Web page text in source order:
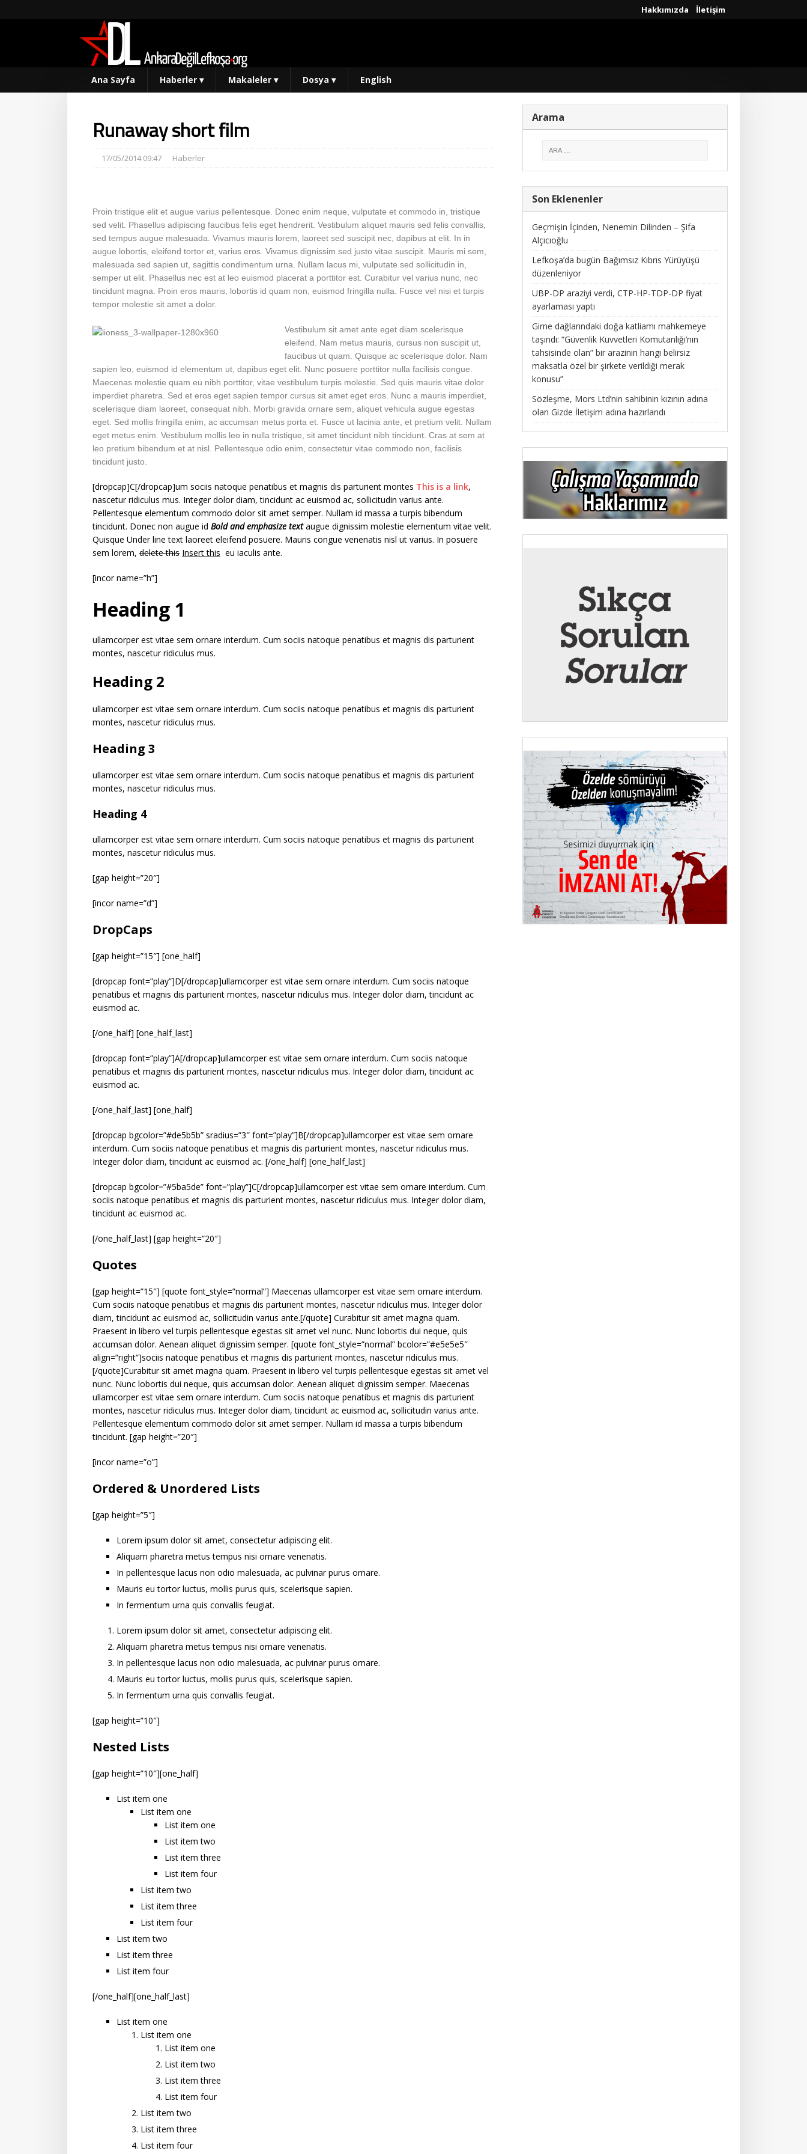
Hakkımızda İletişim
Ana Sayfa Haberler ▾ Makaleler ▾ Dosya ▾ English
Runaway short film
17/05/2014 09:47 Haberler
Proin tristique elit et augue varius pellentesque. Donec enim neque, vulputate et commodo in, tristique
sed velit. Phasellus adipiscing faucibus felis eget hendrerit. Vestibulum aliquet mauris sed felis convallis,
sed tempus augue malesuada. Vivamus mauris lorem, laoreet sed suscipit nec, dapibus at elit. In in
augue lobortis, eleifend tortor et, varius eros. Vivamus dignissim sed justo vitae suscipit. Mauris mi sem,
malesuada sed sapien ut, sagittis condimentum urna. Nullam lacus mi, vulputate sed sollicitudin in,
semper ut elit. Phasellus nec est at leo euismod placerat a porttitor est. Curabitur vel varius nunc, nec
tincidunt magna. Proin eros mauris, lobortis id quam non, euismod fringilla nulla. Fusce vel nisi et turpis
tempor molestie sit amet a dolor.
Vestibulum sit amet ante eget diam scelerisque
eleifend. Nam metus mauris, cursus non suscipit ut,
faucibus ut quam. Quisque ac scelerisque dolor. Nam
sapien leo, euismod id elementum ut, dapibus eget elit. Nunc posuere porttitor nulla facilisis congue.
Maecenas molestie quam eu nibh porttitor, vitae vestibulum turpis molestie. Sed quis mauris vitae dolor
imperdiet pharetra. Sed et eros eget sapien tempor cursus sit amet eget eros. Nunc a mauris imperdiet,
scelerisque diam laoreet, consequat nibh. Morbi gravida ornare sem, aliquet vehicula augue egestas
eget. Sed mollis fringilla enim, ac accumsan metus porta et. Fusce ut lacinia ante, et pretium velit. Nullam
eget metus enim. Vestibulum mollis leo in nulla tristique, sit amet tincidunt nibh tincidunt. Cras at sem at
leo pretium bibendum et at nisl. Pellentesque odio enim, consectetur vitae commodo non, facilisis
tincidunt justo.
[dropcap]C[/dropcap]um sociis natoque penatibus et magnis dis parturient montes This is a link,
nascetur ridiculus mus. Integer dolor diam, tincidunt ac euismod ac, sollicitudin varius ante.
Pellentesque elementum commodo dolor sit amet semper. Nullam id massa a turpis bibendum
tincidunt. Donec non augue id Bold and emphasize textaugue dignissim molestie elementum vitae velit.
Quisque Under line text laoreet eleifend posuere. Mauris congue venenatis nisl ut varius. In posuere
sem lorem, delete this Insert this eu iaculis ante.
[incor name=”h”]
Heading 1
ullamcorper est vitae sem ornare interdum. Cum sociis natoque penatibus et magnis dis parturient
montes, nascetur ridiculus mus.
Heading 2
ullamcorper est vitae sem ornare interdum. Cum sociis natoque penatibus et magnis dis parturient
montes, nascetur ridiculus mus.
Heading 3
ullamcorper est vitae sem ornare interdum. Cum sociis natoque penatibus et magnis dis parturient
montes, nascetur ridiculus mus.
Heading 4
ullamcorper est vitae sem ornare interdum. Cum sociis natoque penatibus et magnis dis parturient
montes, nascetur ridiculus mus.
[gap height=”20″]
[incor name=”d”]
DropCaps
[gap height=”15″] [one_half]
[dropcap font=”play”]D[/dropcap]ullamcorper est vitae sem ornare interdum. Cum sociis natoque
penatibus et magnis dis parturient montes, nascetur ridiculus mus. Integer dolor diam, tincidunt ac
euismod ac.
[/one_half] [one_half_last]
[dropcap font=”play”]A[/dropcap]ullamcorper est vitae sem ornare interdum. Cum sociis natoque
penatibus et magnis dis parturient montes, nascetur ridiculus mus. Integer dolor diam, tincidunt ac
euismod ac.
[/one_half_last] [one_half]
[dropcap bgcolor=”#de5b5b” sradius=”3″ font=”play”]B[/dropcap]ullamcorper est vitae sem ornare
interdum. Cum sociis natoque penatibus et magnis dis parturient montes, nascetur ridiculus mus.
Integer dolor diam, tincidunt ac euismod ac. [/one_half] [one_half_last]
[dropcap bgcolor=”#5ba5de” font=”play”]C[/dropcap]ullamcorper est vitae sem ornare interdum. Cum
sociis natoque penatibus et magnis dis parturient montes, nascetur ridiculus mus. Integer dolor diam,
tincidunt ac euismod ac.
[/one_half_last] [gap height=”20″]
Quotes
[gap height=”15″] [quote font_style=”normal”] Maecenas ullamcorper est vitae sem ornare interdum.
Cum sociis natoque penatibus et magnis dis parturient montes, nascetur ridiculus mus. Integer dolor
diam, tincidunt ac euismod ac, sollicitudin varius ante.[/quote] Curabitur sit amet magna quam.
Praesent in libero vel turpis pellentesque egestas sit amet vel nunc. Nunc lobortis dui neque, quis
accumsan dolor. Aenean aliquet dignissim semper. [quote font_style=”normal” bcolor=”#e5e5e5″
align=”right”]sociis natoque penatibus et magnis dis parturient montes, nascetur ridiculus mus.
[/quote]Curabitur sit amet magna quam. Praesent in libero vel turpis pellentesque egestas sit amet vel
nunc. Nunc lobortis dui neque, quis accumsan dolor. Aenean aliquet dignissim semper. Maecenas
ullamcorper est vitae sem ornare interdum. Cum sociis natoque penatibus et magnis dis parturient
montes, nascetur ridiculus mus. Integer dolor diam, tincidunt ac euismod ac, sollicitudin varius ante.
Pellentesque elementum commodo dolor sit amet semper. Nullam id massa a turpis bibendum
tincidunt. [gap height=”20″]
[incor name=”o”]
Ordered & Unordered Lists
[gap height=”5″]
Lorem ipsum dolor sit amet, consectetur adipiscing elit.
Aliquam pharetra metus tempus nisi ornare venenatis.
In pellentesque lacus non odio malesuada, ac pulvinar purus ornare.
Mauris eu tortor luctus, mollis purus quis, scelerisque sapien.
In fermentum urna quis convallis feugiat.
Lorem ipsum dolor sit amet, consectetur adipiscing elit.
Aliquam pharetra metus tempus nisi ornare venenatis.
In pellentesque lacus non odio malesuada, ac pulvinar purus ornare.
Mauris eu tortor luctus, mollis purus quis, scelerisque sapien.
In fermentum urna quis convallis feugiat.
[gap height=”10″]
Nested Lists
[gap height=”10″][one_half]
List item one
List item one
List item one
List item two
List item three
List item four
List item two
List item three
List item four
List item two
List item three
List item four
[/one_half][one_half_last]
List item one
List item one
List item one
List item two
List item three
List item four
List item two
List item three
List item four
Arama
Son Eklenenler
Geçmişin İçinden, Nenemin Dilinden – Şifa
Alçıcıoğlu
Lefkoşa’da bugün Bağımsız Kıbrıs Yürüyüşü
düzenleniyor
UBP-DP araziyi verdi, CTP-HP-TDP-DP fiyat
ayarlaması yaptı
Girne dağlarındaki doğa katliamı mahkemeye
taşındı: “Güvenlik Kuvvetleri Komutanlığı’nın
tahsisinde olan” bir arazinin hangi belirsiz
maksatla özel bir şirkete verildiği merak
konusu”
Sözleşme, Mors Ltd’nin sahibinin kızının adına
olan Gizde İletişim adına hazırlandı